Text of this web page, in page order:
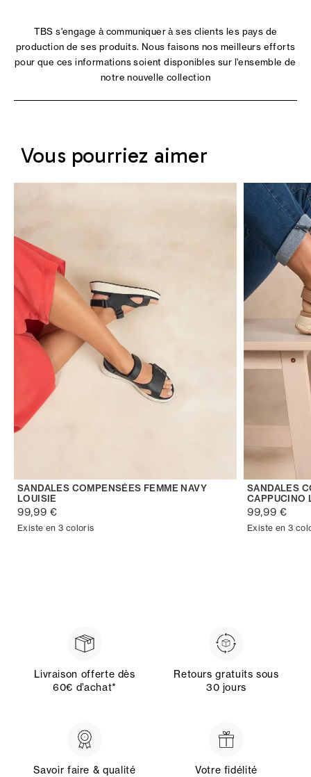
TBS s'engage à communiquer à ses clients les pays de
production de ses produits. Nous faisons nos meilleurs efforts
pour que ces informations soient disponibles sur l'ensemble de
notre nouvelle collection
Vous pourriez aimer
SANDALES COMPENSÉES FEMME NAVY
LOUISIE
99,99 €
Existe en 3 coloris
SANDALES
CAPPUCINO
99,99 €
Existe en 3
Livraison offerte dès
60€ d’achat*
Retours gratuits sous
30 jours
Savoir faire & qualité
Votre fidélité